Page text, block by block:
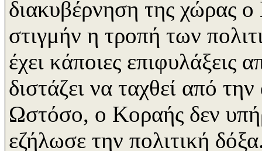
διακυβέρνηση της χώρας ο
στιγμήν η τροπή των
έχει κάποιες επιφυλάξεις
διστάζει να ταχθεί από
Ωστόσο, ο Κοραής δεν
εζήλωσε την πολιτική